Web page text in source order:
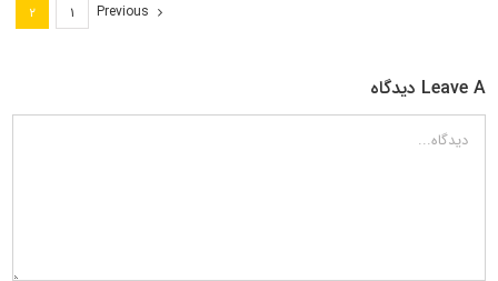
Previous ۱ ۲
Leave A دیدگاه
دیدگاه